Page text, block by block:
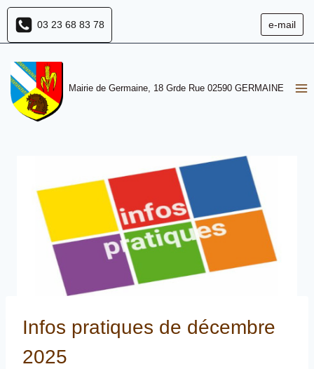
Aller
contenu
03 23 68 83 78 e-mail
Mairie de Germaine, 18 Grde Rue 02590 GERMAINE
Infos pratiques de décembre
2025